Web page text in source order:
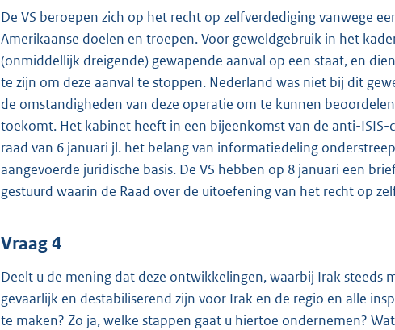
De VS beroepen zich op het recht op zelfverdediging vanwege
Amerikaanse doelen en troepen. Voor geweldgebruik in het
(onmiddellijk dreigende) gewapende aanval op een staat, en
te zijn om deze aanval te stoppen. Nederland was niet bij dit
de omstandigheden van deze operatie om te kunnen
toekomt. Het kabinet heeft in een bijeenkomst van de anti-ISIS-
raad van 6 januari jl. het belang van informatiedeling
aangevoerde juridische basis. De VS hebben op 8 januari een
gestuurd waarin de Raad over de uitoefening van het recht op
Vraag 4
Deelt u de mening dat deze ontwikkelingen, waarbij Irak steeds
gevaarlijk en destabiliserend zijn voor Irak en de regio en alle
te maken? Zo ja, welke stappen gaat u hiertoe ondernemen?